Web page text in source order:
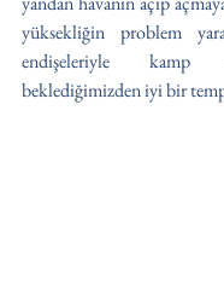
yüksekliğin problem
endişeleriyle kamp
beklediğimizden iyi bir